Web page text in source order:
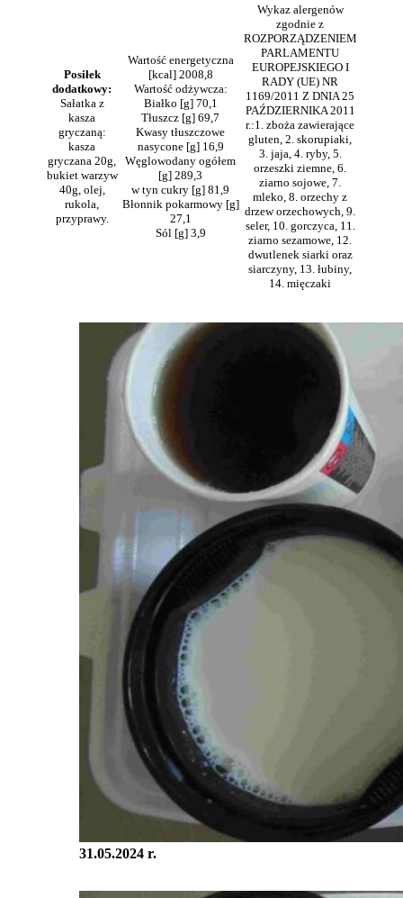
Posiłek
dodatkowy:
Sałatka z
kasza
gryczaną:
kasza
gryczana 20g,
bukiet warzyw
40g, olej,
rukola,
przyprawy.
Wartość energetyczna
[kcal] 2008,8
Wartość odżywcza:
Białko [g] 70,1
Tłuszcz [g] 69,7
Kwasy tłuszczowe
nasycone [g] 16,9
Węglowodany ogółem
[g] 289,3
w tyn cukry [g] 81,9
Błonnik pokarmowy [g]
27,1
Sól [g] 3,9
Wykaz alergenów
zgodnie z
ROZPORZĄDZENIEM
PARLAMENTU
EUROPEJSKIEGO I
RADY (UE) NR
1169/2011 Z DNIA 25
PAŹDZIERNIKA 2011
r.:1. zboża zawierające
gluten, 2. skorupiaki,
3. jaja, 4. ryby, 5.
orzeszki ziemne, 6.
ziarno sojowe, 7.
mleko, 8. orzechy z
drzew orzechowych, 9.
seler, 10. gorczyca, 11.
ziarno sezamowe, 12.
dwutlenek siarki oraz
siarczyny, 13. łubiny,
14. mięczaki
31.05.2024 r.